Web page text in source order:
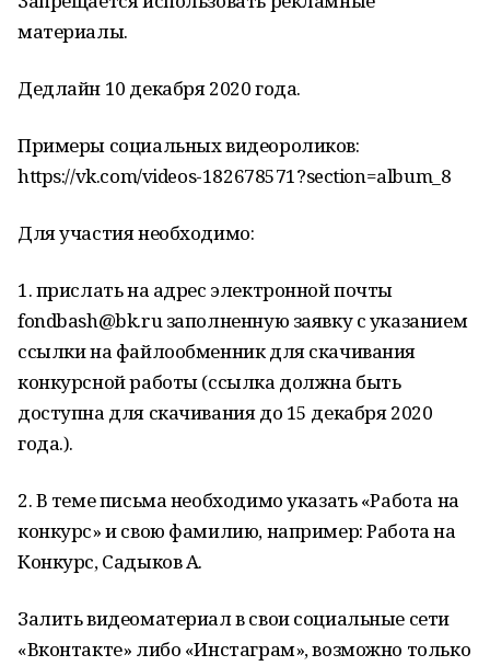
материалы.
Дедлайн 10 декабря 2020 года.
Примеры социальных видеороликов:
https://vk.com/videos-182678571?section=album_8
Для участия необходимо:
1. прислать на адрес электронной почты
fondbash@bk.ru заполненную заявку с указанием
ссылки на файлообменник для скачивания
конкурсной работы (ссылка должна быть
доступна для скачивания до 15 декабря 2020
года.).
2. В теме письма необходимо указать «Работа на
конкурс» и свою фамилию, например: Работа на
Конкурс, Садыков А.
Залить видеоматериал в свои социальные сети
«Вконтакте» либо «Инстаграм», возможно только